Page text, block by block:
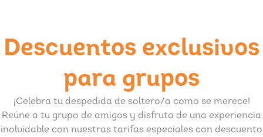
Descuentos exclusivos
para grupos
¡Celebra tu despedida de soltero/a como se merece!
Reúne a tu grupo de amigos y disfruta de una experiencia
inolvidable con nuestras tarifas especiales con descuento